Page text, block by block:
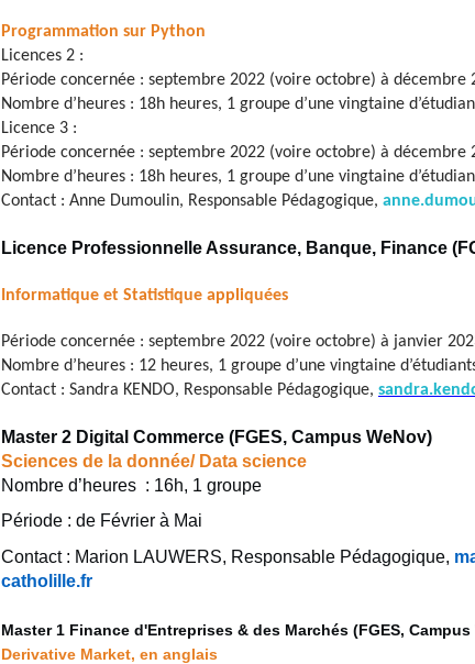
Programmation sur Python
Licences 2 :
Période concernée : septembre 2022 (voire octobre) à décembre
Nombre d’heures : 18h heures, 1 groupe d’une vingtaine
Licence 3 :
Période concernée : septembre 2022 (voire octobre) à décembre
Nombre d’heures : 18h heures, 1 groupe d’une vingtaine
Contact : Anne Dumoulin, Responsable Pédagogique,
Licence Professionnelle Assurance, Banque, Finance
Informatique et Statistique appliquées
Période concernée : septembre 2022 (voire octobre) à janvier
Nombre d’heures : 12 heures, 1 groupe d’une vingtaine
Contact : Sandra KENDO, Responsable Pédagogique,
Master 2 Digital Commerce (FGES, Campus WeNov)
Sciences de la donnée/ Data science
Nombre d’heures : 16h, 1 groupe
Période : de Février à Mai
Contact : Marion LAUWERS, Responsable Pédagogique,
catholille.fr
Master 1 Finance d'Entreprises & des Marchés (FGES, Campus
Derivative Market, en anglais